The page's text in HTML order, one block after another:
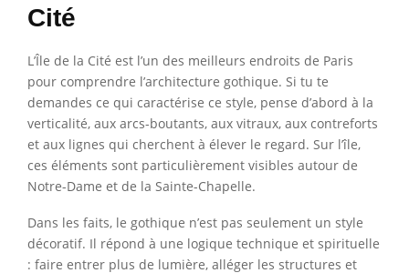
Cité
L’Île de la Cité est l’un des meilleurs endroits de Paris
pour comprendre l’architecture gothique. Si tu te
demandes ce qui caractérise ce style, pense d’abord à la
verticalité, aux arcs-boutants, aux vitraux, aux contreforts
et aux lignes qui cherchent à élever le regard. Sur l’île,
ces éléments sont particulièrement visibles autour de
Notre-Dame et de la Sainte-Chapelle.
Dans les faits, le gothique n’est pas seulement un style
décoratif. Il répond à une logique technique et spirituelle
: faire entrer plus de lumière, alléger les structures et